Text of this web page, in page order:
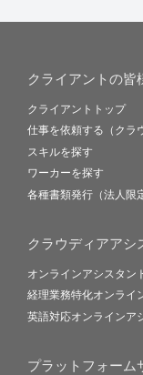
クライアントの皆
クライアントトップ
仕事を依頼する（クラ
スキルを探す
ワーカーを探す
各種書類発行（法人限
クラウディアアシ
オンラインアシスタン
経理業務特化オンライ
英語対応オンラインア
プラットフォーム